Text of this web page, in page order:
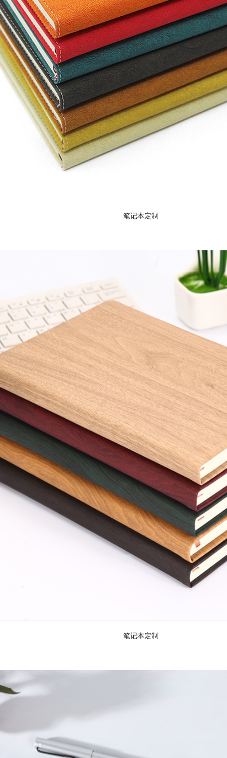
笔记本定制
笔记本定制